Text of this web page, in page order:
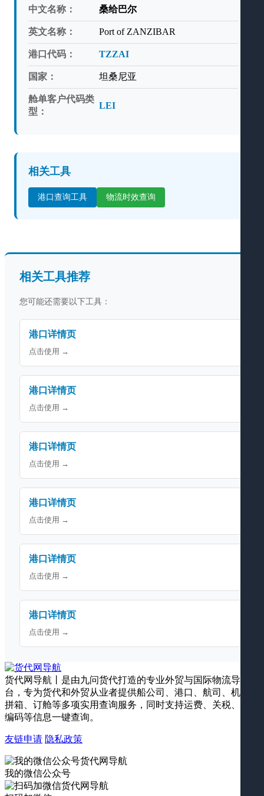
中文名称： 桑给巴尔
英文名称： Port of ZANZIBAR
港口代码： TZZAI
国家： 坦桑尼亚
舱单客户代码类
型：
LEI
相关工具
港口查询工具 物流时效查询
相关工具推荐
您可能还需要以下工具：
港口详情页
点击使用 →
港口详情页
点击使用 →
港口详情页
点击使用 →
港口详情页
点击使用 →
港口详情页
点击使用 →
港口详情页
点击使用 →
货代网导航丨是由九问货代打造的专业外贸与国际物流导航平
台，专为货代和外贸从业者提供船公司、港口、航司、机场、
拼箱、订舱等多项实用查询服务，同时支持运费、关税、海关
编码等信息一键查询。
友链申请 隐私政策
我的微信公众号